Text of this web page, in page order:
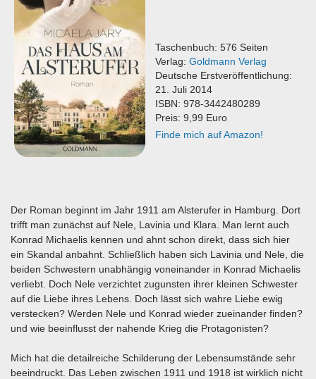
Taschenbuch: 576 Seiten
Verlag: Goldmann Verlag
Deutsche Erstveröffentlichung:
21. Juli 2014
ISBN: 978-3442480289
Preis: 9,99 Euro
Finde mich auf Amazon!
Der Roman beginnt im Jahr 1911 am Alsterufer in Hamburg. Dort
trifft man zunächst auf Nele, Lavinia und Klara. Man lernt auch
Konrad Michaelis kennen und ahnt schon direkt, dass sich hier
ein Skandal anbahnt. Schließlich haben sich Lavinia und Nele, die
beiden Schwestern unabhängig voneinander in Konrad Michaelis
verliebt. Doch Nele verzichtet zugunsten ihrer kleinen Schwester
auf die Liebe ihres Lebens. Doch lässt sich wahre Liebe ewig
verstecken? Werden Nele und Konrad wieder zueinander finden?
und wie beeinflusst der nahende Krieg die Protagonisten?
Mich hat die detailreiche Schilderung der Lebensumstände sehr
beeindruckt. Das Leben zwischen 1911 und 1918 ist wirklich nicht